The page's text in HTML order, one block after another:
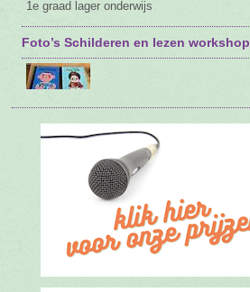
1e graad lager onderwijs
Foto’s Schilderen en lezen workshop